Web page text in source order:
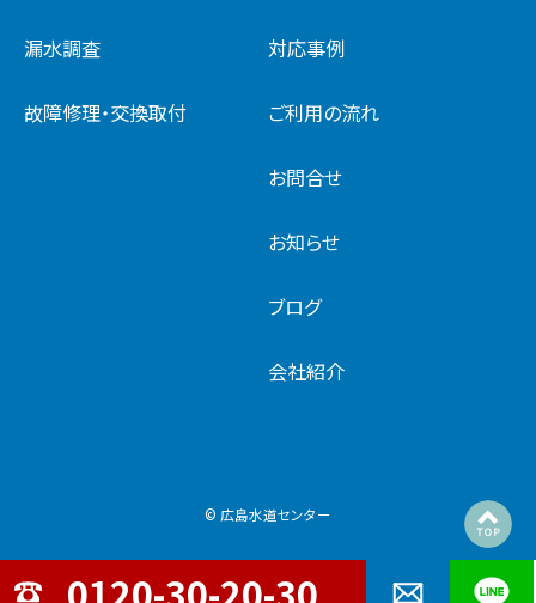
漏水調査
故障修理・交換取付
対応事例
ご利用の流れ
お問合せ
お知らせ
ブログ
会社紹介
© 広島水道センター